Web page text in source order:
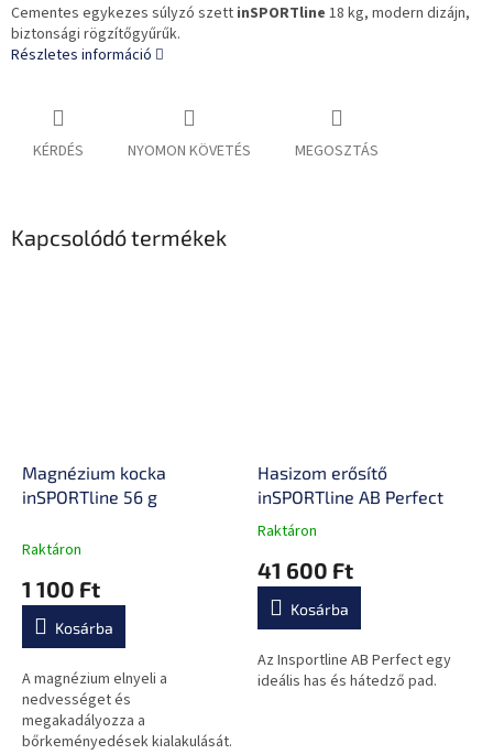
Cementes egykezes súlyzó szett inSPORTline 18 kg, modern dizájn,
biztonsági rögzítőgyűrűk.
Részletes információ
KÉRDÉS NYOMON KÖVETÉS MEGOSZTÁS
Kapcsolódó termékek
Magnézium kocka
inSPORTline 56 g
Raktáron
1 100 Ft
Kosárba
A magnézium elnyeli a
nedvességet és
megakadályozza a
bőrkeményedések kialakulását.
Hasizom erősítő
inSPORTline AB Perfect
A
átlagos
értékelése
0,0
csillag.
Raktáron
41 600 Ft
Kosárba
Az Insportline AB Perfect egy
ideális has és hátedző pad.